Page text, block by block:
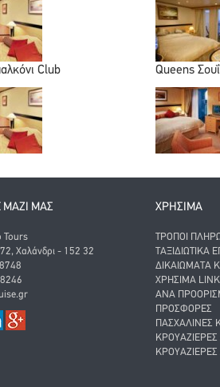
Club Queens
ΜΑΖΙ ΜΑΣ
Tours
Χαλάνδρι - 152 32
ΧΡΗΣΙΜΑ
ΤΡΌΠΟΙ
ΤΑΞΙΔΙΩΤΙΚΆ
ΔΙΚΑΙΏΜΑΤΑ
ΧΡΉΣΙΜΑ
ΑΝΑ
ΠΡΟΣΦΟΡΈΣ
ΠΑΣΧΑΛΙΝΈΣ